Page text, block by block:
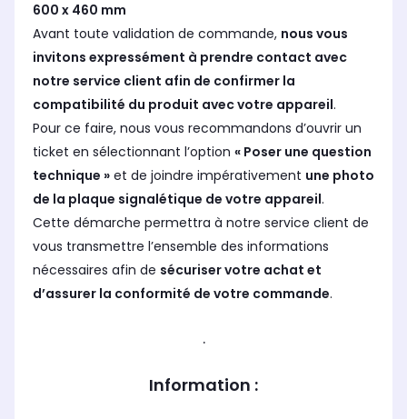
600 x 460 mm
Avant toute validation de commande, nous vous
invitons expressément à prendre contact avec
notre service client afin de confirmer la
compatibilité du produit avec votre appareil.
Pour ce faire, nous vous recommandons d’ouvrir un
ticket en sélectionnant l’option « Poser une question
technique » et de joindre impérativement une photo
de la plaque signalétique de votre appareil.
Cette démarche permettra à notre service client de
vous transmettre l’ensemble des informations
nécessaires afin de sécuriser votre achat et
d’assurer la conformité de votre commande.
.
Information :